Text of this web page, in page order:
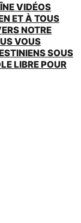
VIDÉOS
ET À TOUS
NOTRE
VOUS
SOUS
LIBRE POUR